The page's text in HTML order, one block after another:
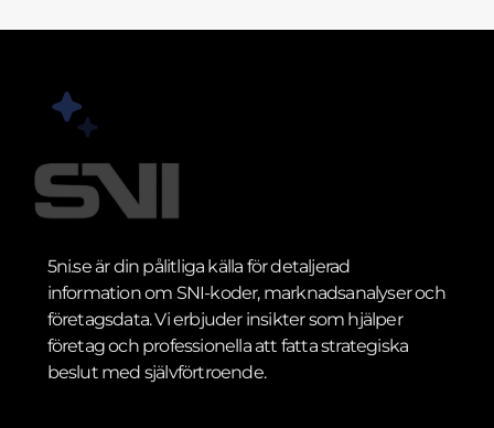
5ni.se är din pålitliga källa för detaljerad
information om SNI-koder, marknadsanalyser och
företagsdata. Vi erbjuder insikter som hjälper
företag och professionella att fatta strategiska
beslut med självförtroende.